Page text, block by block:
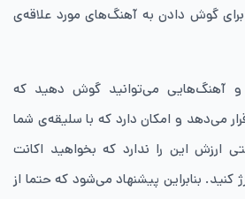
برای گوش دادن به آهنگ‌های مورد علاقه‌ی
و آهنگ‌هایی می‌توانید گوش دهید که
می‌دهد و امکان دارد که با سلیقه‌ی شما
ارزش این را ندارد که بخواهید اکانت
کنید. بنابراین پیشنهاد می‌شود که حتما از